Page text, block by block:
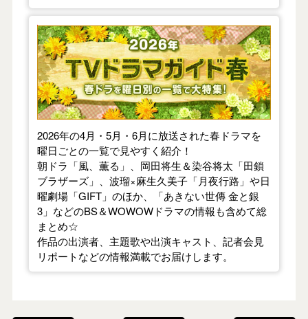
【2026年春】TVドラマガイド
2026年の4月・5月・6月に放送された春ドラマを
曜日ごとの一覧で見やすく紹介！
朝ドラ「風、薫る」、岡田将生＆染谷将太「田鎖
ブラザーズ」、波瑠×麻生久美子「月夜行路」や日
曜劇場「GIFT」のほか、「あきない世傳 金と銀
3」などのBS＆WOWOWドラマの情報も含めて総
まとめ☆
作品の出演者、主題歌や出演キャスト、記者会見
リポートなどの情報満載でお届けします。